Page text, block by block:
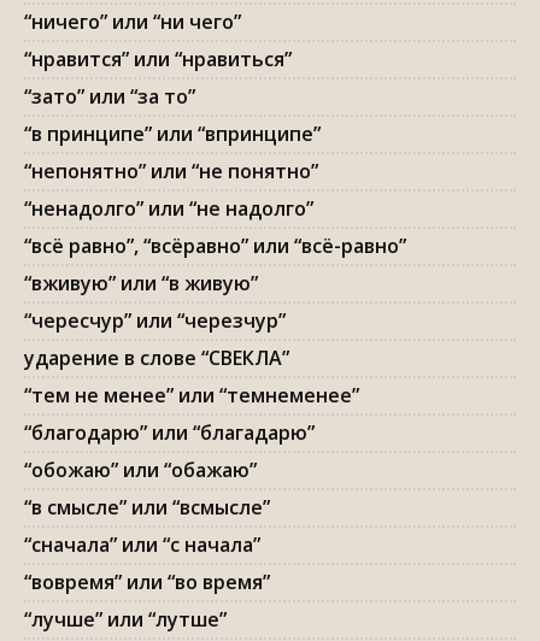
“ничего” или “ни чего”
“нравится” или “нравиться”
“зато” или “за то”
“в принципе” или “впринципе”
“непонятно” или “не понятно”
“ненадолго” или “не надолго”
“всё равно”, “всёравно” или “всё-равно”
“вживую” или “в живую”
“чересчур” или “черезчур”
ударение в слове “СВЕКЛА”
“тем не менее” или “темнеменее”
“благодарю” или “благадарю”
“обожаю” или “обажаю”
“в смысле” или “всмысле”
“сначала” или “с начала”
“вовремя” или “во время”
“лучше” или “лутше”